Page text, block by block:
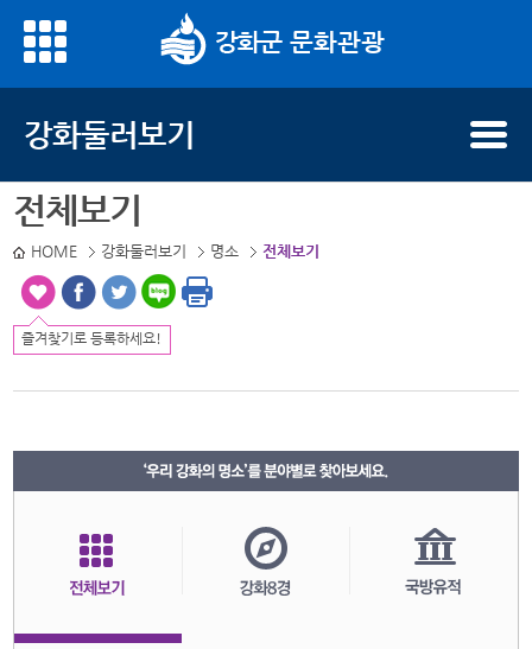
문화관광
강화둘러보기
전체보기
HOME 강화둘러보기 명소 전체보기
즐겨찾기로 등록하세요!